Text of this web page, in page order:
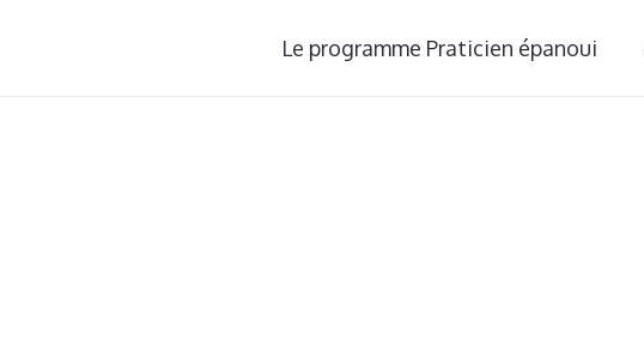
Le programme Praticien épanoui